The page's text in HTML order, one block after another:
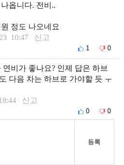
옵니다. 전비..
정도 나오네요
10:47 신고
1 0
비가 좋나요? 인제 답은 하브
다음 차는 하브로 가야할 듯 ㅜ
신고
0 0
등록